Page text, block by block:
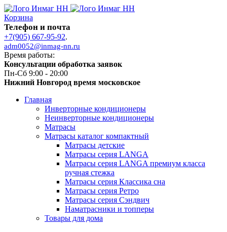
Корзина
Телефон и почта
+7(905) 667-95-92.
adm0052@inmag-nn.ru
Время работы:
Консультации обработка заявок
Пн-Сб 9:00 - 20:00
Нижний Новгород время московское
Главная
Инверторные кондиционеры
Неинверторные кондиционеры
Матрасы
Матрасы каталог компактный
Матрасы детские
Матрасы серия LANGA
Матрасы серия LANGA премиум класса
ручная стежка
Матрасы серия Классика сна
Матрасы серия Ретро
Матрасы серия Сэндвич
Наматрасники и топперы
Товары для дома